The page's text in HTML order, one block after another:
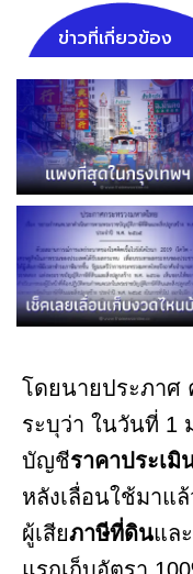
ข่าวที่เกี่ยวข้อง
โดยนายประภาศ
ระบุว่า ในวันที่ 1
บัญชีราคาประเ
หลังเลื่อนใช้มาแ
ผู้เสียภาษีที่ดินแล